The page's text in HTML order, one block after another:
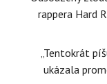
rappera Hard
„Tentokrát
ukázala